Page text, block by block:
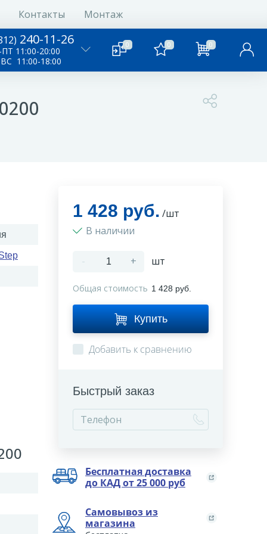
Контакты
Монтаж
240-11-26
11:00-20:00
11:00-18:00
0 0 0
1 428 руб. /шт
В наличии
- + шт
Общая стоимость 1 428 руб.
Купить
Добавить к сравнению
Быстрый заказ
Бесплатная доставка
до КАД от 25 000 руб
Самовывоз из
магазина